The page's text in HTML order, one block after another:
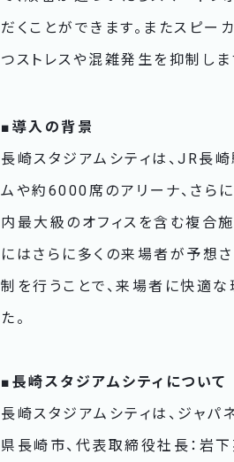
だくことができます。またスピー
つストレスや混雑発生を抑制しま
■導入の背景
長崎スタジアムシティは、JR長
ムや約6000席のアリーナ、さら
内最大級のオフィスを含む複合
にはさらに多くの来場者が予想
制を行うことで、来場者に快適
た。
■長崎スタジアムシティについて
長崎スタジアムシティは、ジャパ
県長崎市、代表取締役社長：岩